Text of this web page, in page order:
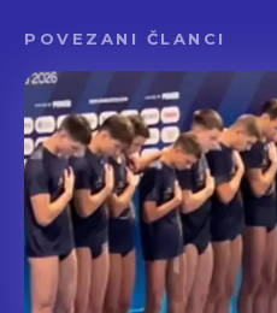
POVEZANI ČLANCI